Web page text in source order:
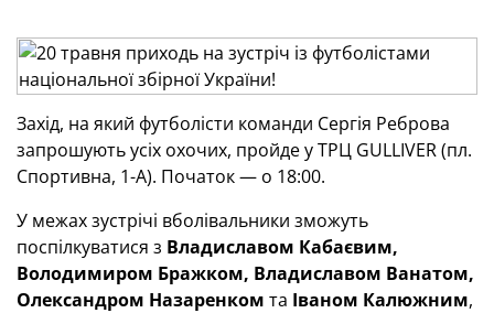
Захід, на який футболісти команди Сергія Реброва
запрошують усіх охочих, пройде у ТРЦ GULLIVER (пл.
Спортивна, 1-А). Початок — о 18:00.
У межах зустрічі вболівальники зможуть
поспілкуватися з Владиславом Кабаєвим,
Володимиром Бражком, Владиславом Ванатом,
Олександром Назаренком та Іваном Калюжним,